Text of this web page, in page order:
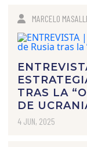
MARCELO
TRAS LA
DE
4 JUN, 2025